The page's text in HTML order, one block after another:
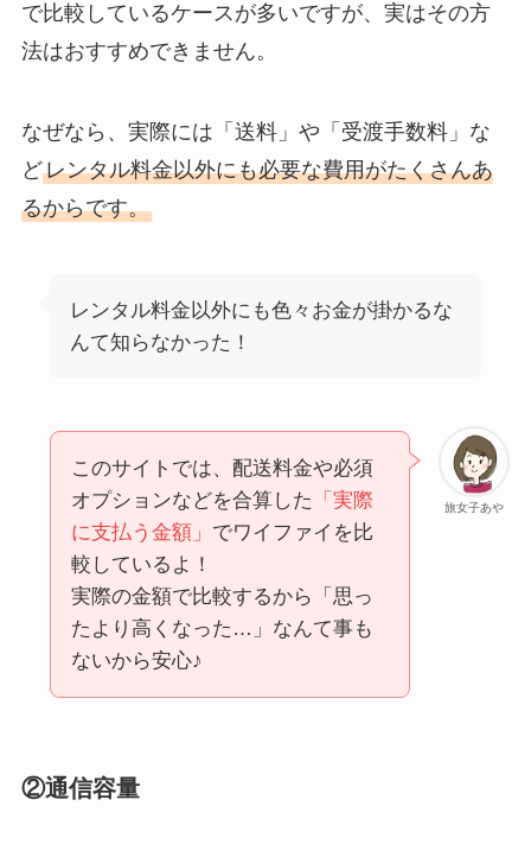
で比較しているケースが多いですが、実はその方
法はおすすめできません。
なぜなら、実際には「送料」や「受渡手数料」な
どレンタル料金以外にも必要な費用がたくさんあ
るからです。
レンタル料金以外にも色々お金が掛かるな
んて知らなかった！
旅女子あや
このサイトでは、配送料金や必須
オプションなどを合算した
「実際
に支払う金額」 でワイファイを比
較しているよ！
実際の金額で比較するから「思っ
たより高くなった…」なんて事も
ないから安心♪
②通信容量